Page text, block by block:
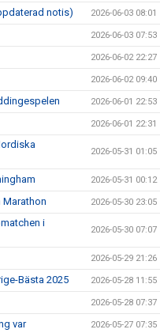
notis) 2026-06-03 08:01
2026-06-03 07:53
2026-06-02 22:27
2026-06-02 09:40
2026-06-01 22:53
2026-06-01 22:31
2026-05-31 01:05
2026-05-31 00:12
Marathon 2026-05-30 23:05
i
2026-05-30 07:07
2026-05-29 21:26
Bästa 2025 2026-05-28 11:55
2026-05-28 07:37
var 2026-05-27 07:35